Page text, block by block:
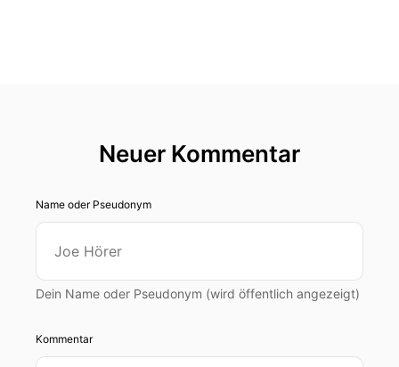
Neuer Kommentar
Name oder Pseudonym
Dein Name oder Pseudonym (wird öffentlich angezeigt)
Kommentar